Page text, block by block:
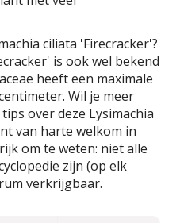
ciliata 'Firecracker'?
is ook wel bekend
heeft een maximale
Wil je meer
over deze Lysimachia
van harte welkom in
om te weten: niet alle
zijn (op elk
verkrijgbaar.